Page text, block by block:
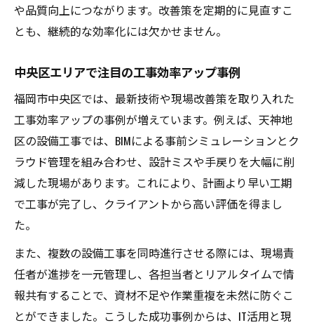
や品質向上につながります。改善策を定期的に見直すこ
とも、継続的な効率化には欠かせません。
中央区エリアで注目の工事効率アップ事例
福岡市中央区では、最新技術や現場改善策を取り入れた
工事効率アップの事例が増えています。例えば、天神地
区の設備工事では、BIMによる事前シミュレーションとク
ラウド管理を組み合わせ、設計ミスや手戻りを大幅に削
減した現場があります。これにより、計画より早い工期
で工事が完了し、クライアントから高い評価を得まし
た。
また、複数の設備工事を同時進行させる際には、現場責
任者が進捗を一元管理し、各担当者とリアルタイムで情
報共有することで、資材不足や作業重複を未然に防ぐこ
とができました。こうした成功事例からは、IT活用と現